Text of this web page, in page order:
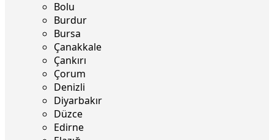
Bolu
Burdur
Bursa
Çanakkale
Çankırı
Çorum
Denizli
Diyarbakır
Düzce
Edirne